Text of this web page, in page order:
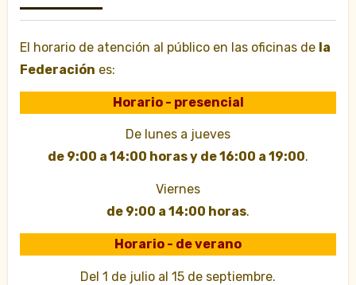
El horario de atención al público en las oficinas de la
Federación es:
Horario - presencial
De lunes a jueves
de 9:00 a 14:00 horas y de 16:00 a 19:00.
Viernes
de 9:00 a 14:00 horas.
Horario - de verano
Del 1 de julio al 15 de septiembre.